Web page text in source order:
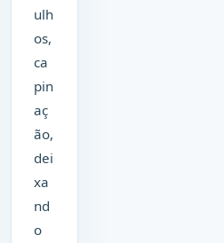
ulh
os,
ca
pin
aç
ão,
dei
xa
nd
o